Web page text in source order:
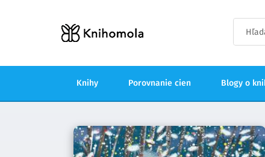
Knihy Porovnanie cien Blogy o